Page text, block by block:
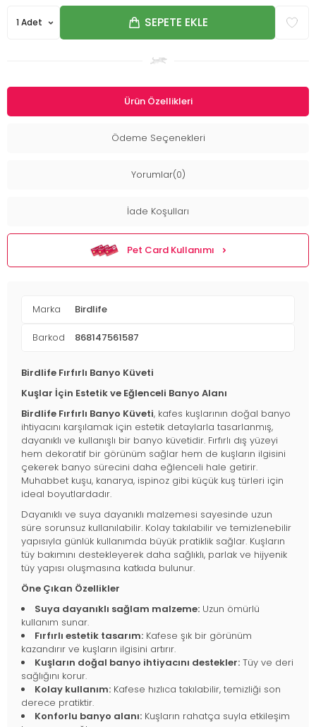
SEPETE EKLE
Ürün Özellikleri
Ödeme Seçenekleri
Yorumlar(0)
İade Koşulları
Pet Card Kullanımı
Marka Birdlife
Barkod 868147561587
Birdlife Fırfırlı Banyo Küveti
Kuşlar İçin Estetik ve Eğlenceli Banyo Alanı
Birdlife Fırfırlı Banyo Küveti, kafes kuşlarının doğal banyo
ihtiyacını karşılamak için estetik detaylarla tasarlanmış,
dayanıklı ve kullanışlı bir banyo küvetidir. Fırfırlı dış yüzeyi
hem dekoratif bir görünüm sağlar hem de kuşların ilgisini
çekerek banyo sürecini daha eğlenceli hale getirir.
Muhabbet kuşu, kanarya, ispinoz gibi küçük kuş türleri için
ideal boyutlardadır.
Dayanıklı ve suya dayanıklı malzemesi sayesinde uzun
süre sorunsuz kullanılabilir. Kolay takılabilir ve temizlenebilir
yapısıyla günlük kullanımda büyük pratiklik sağlar. Kuşların
tüy bakımını destekleyerek daha sağlıklı, parlak ve hijyenik
tüy yapısı oluşmasına katkıda bulunur.
Öne Çıkan Özellikler
Suya dayanıklı sağlam malzeme: Uzun ömürlü
kullanım sunar.
Fırfırlı estetik tasarım: Kafese şık bir görünüm
kazandırır ve kuşların ilgisini artırır.
Kuşların doğal banyo ihtiyacını destekler: Tüy ve deri
sağlığını korur.
Kolay kullanım: Kafese hızlıca takılabilir, temizliği son
derece pratiktir.
Konforlu banyo alanı: Kuşların rahatça suyla etkileşim